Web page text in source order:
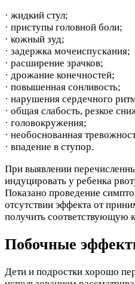
· жидкий стул;
· приступы головной боли;
· кожный зуд;
· задержка мочеиспускания;
· расширение зрачков;
· дрожание конечностей;
· повышенная сонливость;
· нарушения сердечного
· общая слабость, резкое
· головокружения;
· необоснованная
· впадение в ступор.
При выявлении
индуцировать у ребенка
Показано проведение
отсутствии эффекта от
получить соответствующую
Побочные
Дети и подростки хорошо